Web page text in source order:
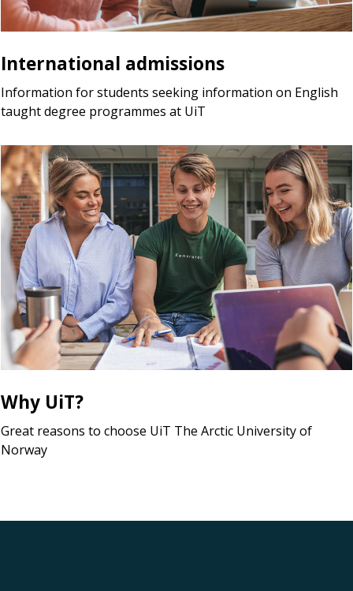
International admissions
Information for students seeking information on English
taught degree programmes at UiT
Why UiT?
Great reasons to choose UiT The Arctic University of
Norway